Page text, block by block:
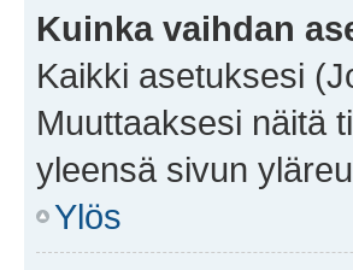
Kuinka vaihdan
Kaikki asetuksesi
Muuttaaksesi näitä
yleensä sivun
Ylös